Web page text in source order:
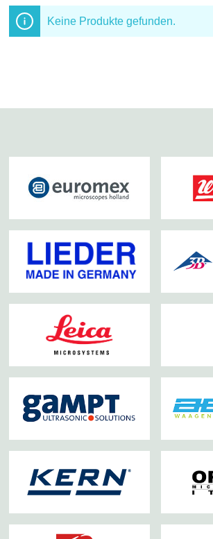
Keine Produkte gefunden.